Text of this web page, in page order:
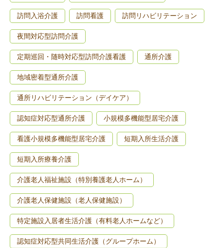
訪問入浴介護 訪問看護 訪問リハビリテーション
夜間対応型訪問介護
定期巡回・随時対応型訪問介護看護 通所介護
地域密着型通所介護
通所リハビリテーション（デイケア）
認知症対応型通所介護 小規模多機能型居宅介護
看護小規模多機能型居宅介護 短期入所生活介護
短期入所療養介護
介護老人福祉施設（特別養護老人ホーム）
介護老人保健施設（老人保健施設）
特定施設入居者生活介護（有料老人ホームなど）
認知症対応型共同生活介護（グループホーム）